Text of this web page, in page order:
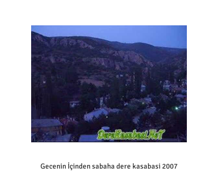
Gecenin İçinden sabaha dere kasabasi 2007